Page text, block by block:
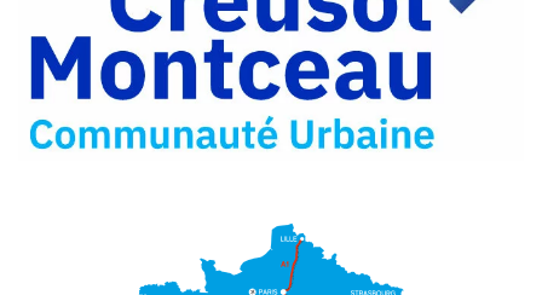
Twitter
Partager
par
e-
mail